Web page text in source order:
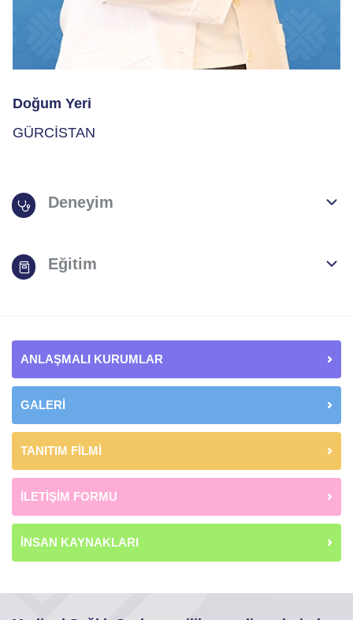
Doğum Yeri
GÜRCİSTAN
Deneyim
Eğitim
ANLAŞMALI KURUMLAR
GALERİ
TANITIM FİLMİ
İLETİŞİM FORMU
İNSAN KAYNAKLARI